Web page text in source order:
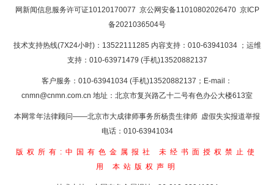
网新闻信息服务许可证10120170077 京公网安备11010802026470 京ICP
备2021036504号
技术支持热线(7X24小时)：13522111285 内容支持：010-63941034 ；运维
支持：010-63971479 (手机)13520882137
客户服务：010-63941034 (手机)13520882137；E-mail：
cnmn@cnmn.com.cn 地址：北京市复兴路乙十二号有色办公大楼613室
本网常年法律顾问——北京市大成律师事务所杨贵生律师 虚假失实报道举报
电话：010-63941034
版权所有:中国有色金属报社
未经书面授权禁止使
用 本站版权声明